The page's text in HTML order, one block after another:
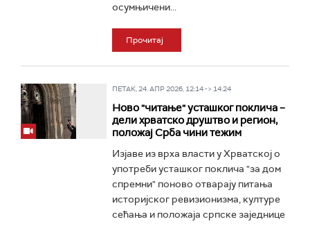
осумњичени...
Прочитај
ПЕТАК, 24. АПР 2026, 12:14 -> 14:24
Ново "читање" усташког поклича –
дели хрватско друштво и регион,
положај Срба чини тежим
Изјаве из врха власти у Хрватској о
употреби усташког поклича "за дом
спремни" поново отварају питања
историјског ревизионизма, културе
сећања и положаја српске заједнице